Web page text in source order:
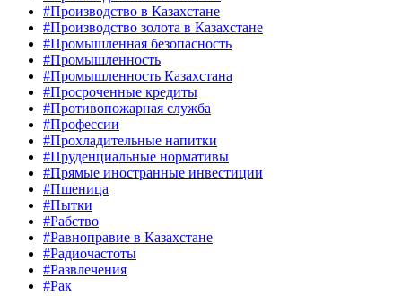
#Производство в Казахстане
#Производство золота в Казахстане
#Промышленная безопасность
#Промышленность
#Промышленность Казахстана
#Просроченные кредиты
#Противопожарная служба
#Профессии
#Прохладительные напитки
#Пруденциальные нормативы
#Прямые иностранные инвестиции
#Пшеница
#Пытки
#Рабство
#Равноправие в Казахстане
#Радиочастоты
#Развлечения
#Рак